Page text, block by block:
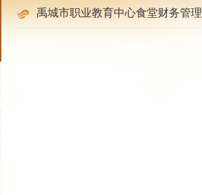
禹城市职业教育中心食堂财务管理办法